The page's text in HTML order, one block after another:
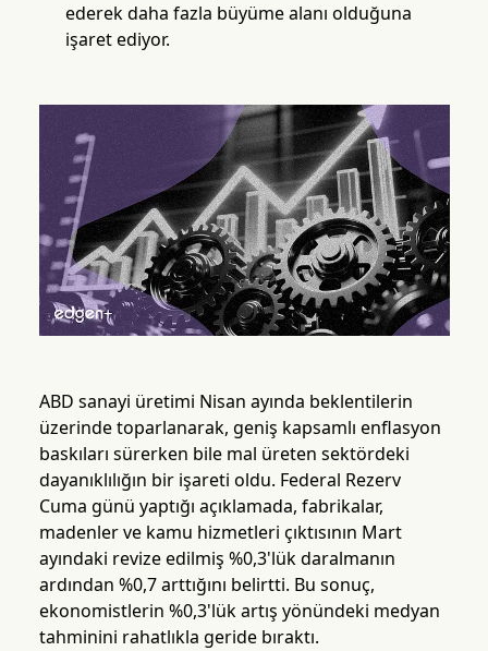
ederek daha fazla büyüme alanı olduğuna
işaret ediyor.
ABD sanayi üretimi Nisan ayında beklentilerin
üzerinde toparlanarak, geniş kapsamlı enflasyon
baskıları sürerken bile mal üreten sektördeki
dayanıklılığın bir işareti oldu. Federal Rezerv
Cuma günü yaptığı açıklamada, fabrikalar,
madenler ve kamu hizmetleri çıktısının Mart
ayındaki revize edilmiş %0,3'lük daralmanın
ardından %0,7 arttığını belirtti. Bu sonuç,
ekonomistlerin %0,3'lük artış yönündeki medyan
tahminini rahatlıkla geride bıraktı.